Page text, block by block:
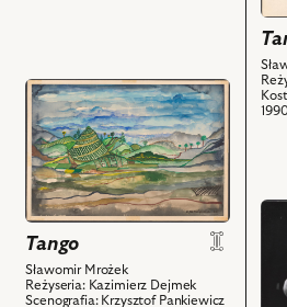
przejdź
do
obiektu
Tango,
Projekt:
scenografia
i
powiązanych
z
Tango
Sławomir Mrożek
Reżyseria: Kazimierz Dejmek
Scenografia: Krzysztof Pankiewicz